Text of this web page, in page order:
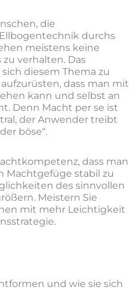
die
durchs
meistens keine
zu verhalten. Das
diesem Thema zu
dass man mit
kann und selbst an
Denn Macht per se ist
der Anwender treibt
böse“.
dass man
Machtgefüge stabil zu
des sinnvollen
Meistern Sie
mit mehr Leichtigkeit
und wie sie sich